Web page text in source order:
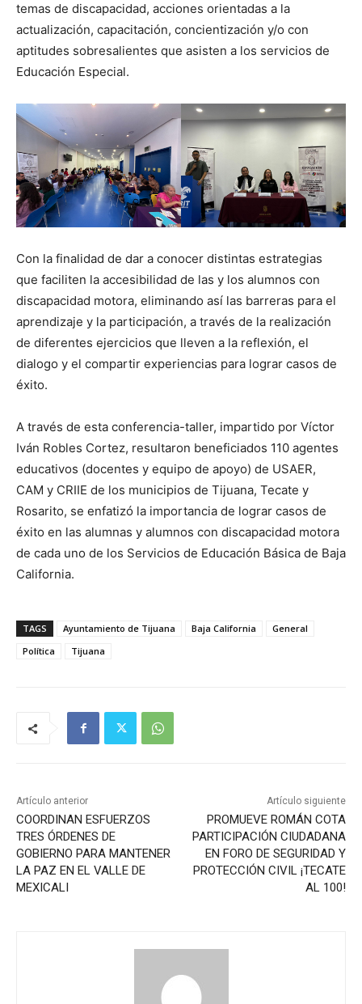
temas de discapacidad, acciones orientadas a la
actualización, capacitación, concientización y/o con
aptitudes sobresalientes que asisten a los servicios de
Educación Especial.
Con la finalidad de dar a conocer distintas estrategias
que faciliten la accesibilidad de las y los alumnos con
discapacidad motora, eliminando así las barreras para el
aprendizaje y la participación, a través de la realización
de diferentes ejercicios que lleven a la reflexión, el
dialogo y el compartir experiencias para lograr casos de
éxito.
A través de esta conferencia-taller, impartido por Víctor
Iván Robles Cortez, resultaron beneficiados 110 agentes
educativos (docentes y equipo de apoyo) de USAER,
CAM y CRIIE de los municipios de Tijuana, Tecate y
Rosarito, se enfatizó la importancia de lograr casos de
éxito en las alumnas y alumnos con discapacidad motora
de cada uno de los Servicios de Educación Básica de Baja
California.
TAGS Ayuntamiento de Tijuana Baja California
General
Política
Tijuana
Artículo anterior
COORDINAN ESFUERZOS
TRES ÓRDENES DE
GOBIERNO PARA MANTENER
LA PAZ EN EL VALLE DE
MEXICALI
Artículo siguiente
PROMUEVE ROMÁN COTA
PARTICIPACIÓN CIUDADANA
EN FORO DE SEGURIDAD Y
PROTECCIÓN CIVIL ¡TECATE
AL 100!